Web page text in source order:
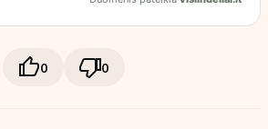
0 0